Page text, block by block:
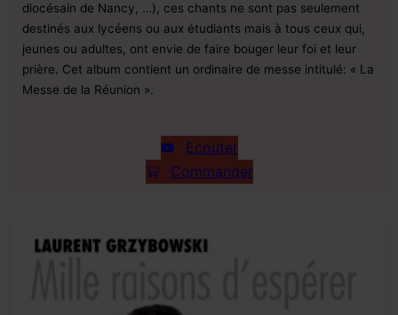
diocésain de Nancy, …), ces chants ne sont pas seulement
destinés aux lycéens ou aux étudiants mais à tous ceux qui,
jeunes ou adultes, ont envie de faire bouger leur foi et leur
prière. Cet album contient un ordinaire de messe intitulé: « La
Messe de la Réunion ».
Ecouter
Commander